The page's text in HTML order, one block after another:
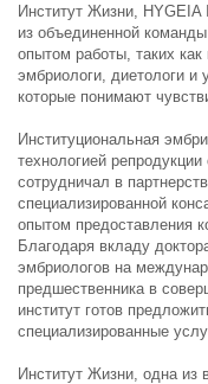
Институт Жизни, HYGEIA
из объединенной
опытом работы, таких как
эмбриологи, диетологи и
которые понимают
Институциональная
технологией
сотрудничал в
специализированной
опытом предоставления
Благодаря вкладу
эмбриологов на
предшественника в
институт готов
специализированные
Институт Жизни, одна из